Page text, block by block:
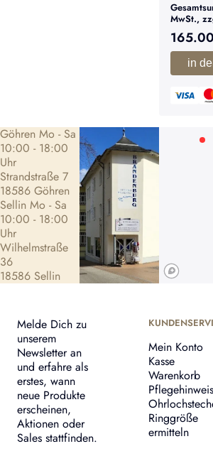
MwSt.,
165.00
in
Göhren Mo - Sa
10:00 - 18:00
Uhr
Strandstraße 7
18586 Göhren
Sellin Mo - Sa
10:00 - 18:00
Uhr
Wilhelmstraße
36
18586 Sellin
Melde Dich zu
unserem
Newsletter an
und erfahre als
erstes, wann
neue Produkte
erscheinen,
Aktionen oder
Sales stattfinden.
Mein Konto
Kasse
Warenkorb
Ringgröße
ermitteln